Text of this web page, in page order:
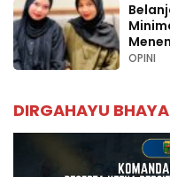
Palopo
OPINI
DIRGAHAYU